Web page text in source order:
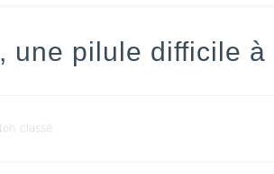
une pilule difficile à
classé